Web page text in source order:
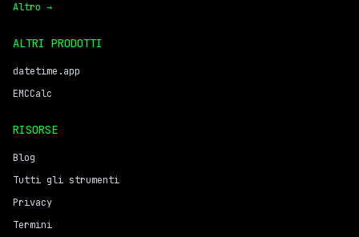
Altro →
ALTRI PRODOTTI
datetime.app
EMCCalc
RISORSE
Blog
Tutti gli strumenti
Privacy
Termini